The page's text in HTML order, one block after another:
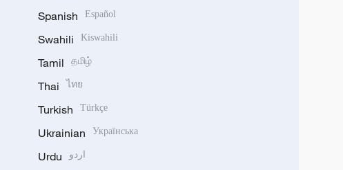
Spanish Español
Swahili Kiswahili
Tamil தமிழ்
Thai ไทย
Turkish Türkçe
Ukrainian Українська
Urdu اردو